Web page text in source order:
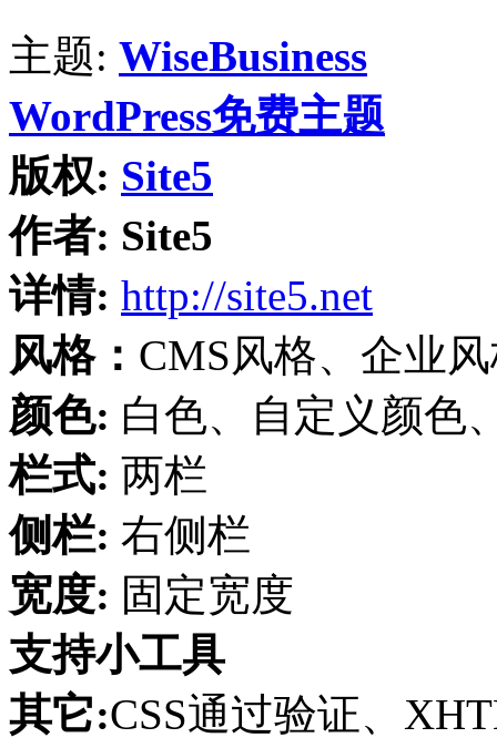
主题: WiseBusiness
WordPress免费主题
版权: Site5
作者: Site5
详情: http://site5.net
风格： CMS风格、企业
颜色: 白色、自定义颜色
栏式: 两栏
侧栏: 右侧栏
宽度: 固定宽度
支持小工具
其它:CSS通过验证、